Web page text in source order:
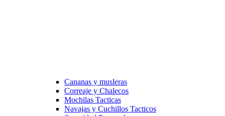
Cananas y musleras
Correaje y Chalecos
Mochilas Tacticas
Navajas y Cuchillos Tacticos